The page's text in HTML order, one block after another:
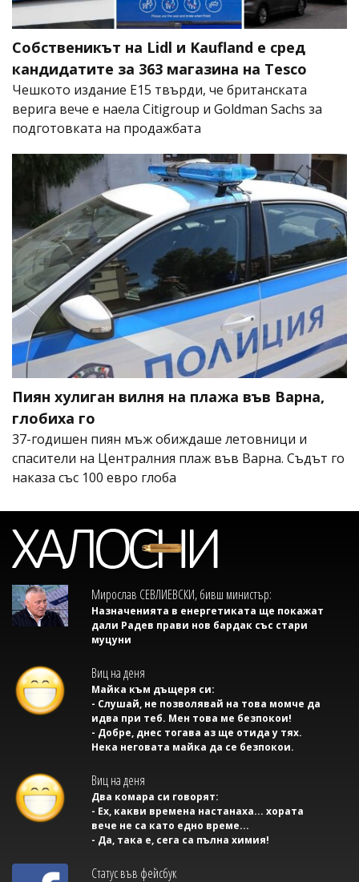
Собственикът на Lidl и Kaufland е сред
кандидатите за 363 магазина на Tesco
Чешкото издание E15 твърди, че британската
верига вече е наела Citigroup и Goldman Sachs за
подготовката на продажбата
Пиян хулиган вилня на плажа във Варна,
глобиха го
37-годишен пиян мъж обиждаше летовници и
спасители на Централния плаж във Варна. Съдът го
наказа със 100 евро глоба
Мирослав СЕВЛИЕВСКИ, бивш министър:
Назначенията в енергетиката ще покажат
дали Радев прави нов бардак със стари
муцуни
Виц на деня
Майка към дъщеря си:
- Слушай, не позволявай на това момче да
идва при теб. Мен това ме безпокои!
- Добре, днес тогава аз ще отида у тях.
Нека неговата майка да се безпокои.
Виц на деня
Два комара си говорят:
- Ех, какви времена настанаха... хората
вече не са като едно време...
- Да, така е, сега са пълна химия!
Статус във фейсбук